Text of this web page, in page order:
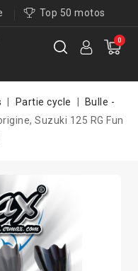
Top 50 motos
0
Partie cycle
Bulle -
Suzuki 125 RG Fun